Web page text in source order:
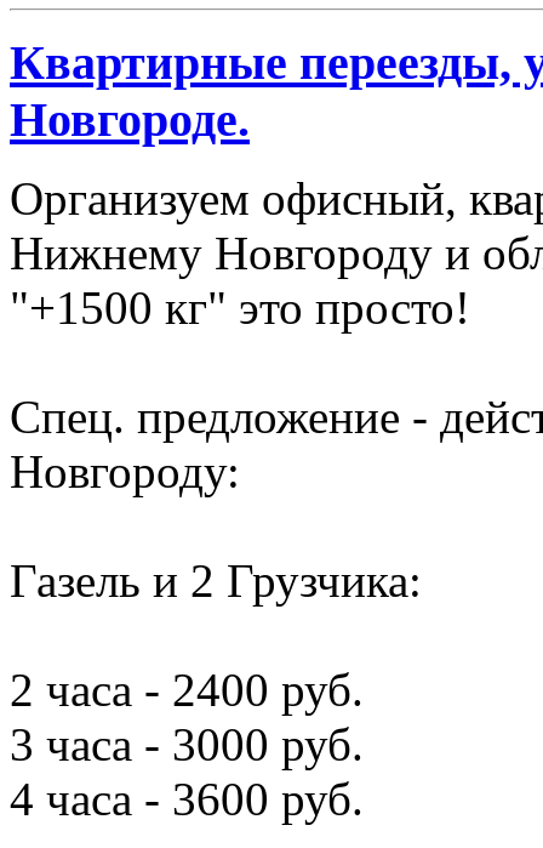
Квартирные переезды,
Новгороде.
Организуем офисный,
Нижнему Новгороду и
"+1500 кг" это просто!
Спец. предложение -
Новгороду:
Газель и 2 Грузчика:
2 часа - 2400 руб.
3 часа - 3000 руб.
4 часа - 3600 руб.